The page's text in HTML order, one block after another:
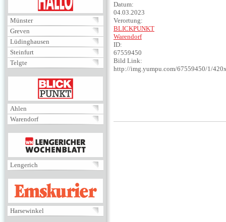
Münster
Greven
Lüdinghausen
Steinfurt
Telgte
BLICKPUNKT
Ahlen
Warendorf
MENÜ
Lengerich
EMSKURIER
Harsewinkel
Datum:
04.03.2023
Verortung:
BLICKPUNKT
Warendorf
ID:
67559450
Bild Link:
http://img.yumpu.com/67559450/1/